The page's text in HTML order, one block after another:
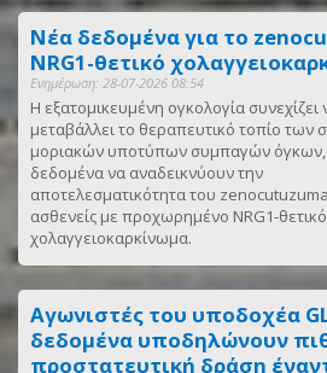
Νέα δεδομένα για το
NRG1-θετικό
Ενημέρωση: 28-07-2026 08:54
Η εξατομικευμένη ογκολογία συνεχίζει
μεταβάλλει το θεραπευτικό τοπίο των
μοριακών υποτύπων συμπαγών όγκων,
δεδομένα να αναδεικνύουν την
αποτελεσματικότητα του
ασθενείς με προχωρημένο NRG1-θετικό
χολαγγειοκαρκίνωμα.
Αγωνιστές του υποδοχέα
δεδομένα υποδηλώνουν
προστατευτική δράση